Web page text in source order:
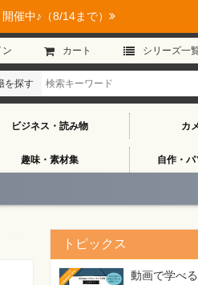
催中♪（8/14まで）
ビジネス・読み物 カ
趣味・素材集 自作・
カート シリーズ⼀
を探す
トピックス
動画で学べ